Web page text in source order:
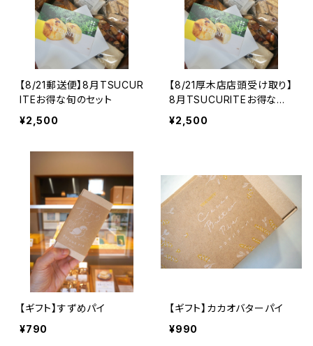
【8/21郵送便】8月TSUCUR
ITEお得な旬のセット
¥2,500
【8/21厚木店店頭受け取り】
8月TSUCURITEお得な旬
のセット
¥2,500
【ギフト】すずめパイ
¥790
【ギフト】カカオバターパイ
¥990